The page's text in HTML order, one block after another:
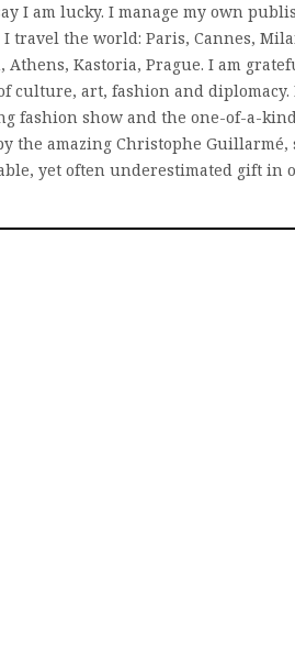
I am lucky. I manage my own
I travel the world: Paris, Cannes,
Athens, Kastoria, Prague. I am
culture, art, fashion and
fashion show and the one-of-a-
the amazing Christophe
yet often underestimated gift in